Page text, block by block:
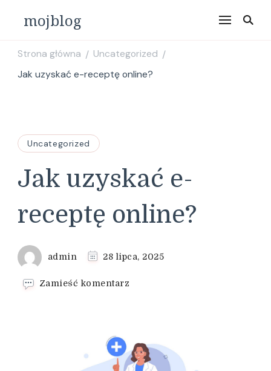
mojblog
Strona główna / Uncategorized /
Jak uzyskać e-receptę online?
Uncategorized
Jak uzyskać e-
receptę online?
admin 28 lipca, 2025
Zamieść komentarz
receptę
online?